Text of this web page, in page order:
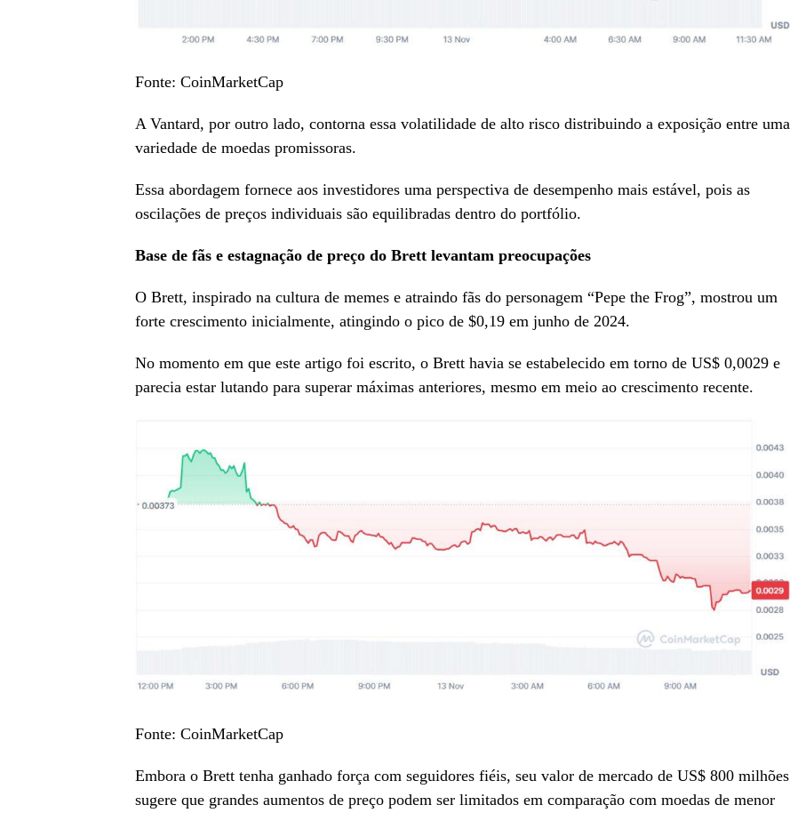
Fonte: CoinMarketCap
A Vantard, por outro lado, contorna essa volatilidade de alto risco distribuindo a exposição entre uma
variedade de moedas promissoras.
Essa abordagem fornece aos investidores uma perspectiva de desempenho mais estável, pois as
oscilações de preços individuais são equilibradas dentro do portfólio.
Base de fãs e estagnação de preço do Brett levantam preocupações
O Brett, inspirado na cultura de memes e atraindo fãs do personagem “Pepe the Frog”, mostrou um
forte crescimento inicialmente, atingindo o pico de $0,19 em junho de 2024.
No momento em que este artigo foi escrito, o Brett havia se estabelecido em torno de US$ 0,0029 e
parecia estar lutando para superar máximas anteriores, mesmo em meio ao crescimento recente.
Fonte: CoinMarketCap
Embora o Brett tenha ganhado força com seguidores fiéis, seu valor de mercado de US$ 800 milhões
sugere que grandes aumentos de preço podem ser limitados em comparação com moedas de menor